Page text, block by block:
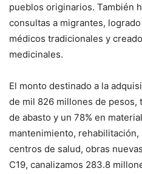
pueblos originarios. También
consultas a migrantes,
médicos tradicionales y
medicinales.
El monto destinado a la
de mil 826 millones de
de abasto y un 78% en
mantenimiento,
centros de salud, obras
C19, canalizamos 283.8